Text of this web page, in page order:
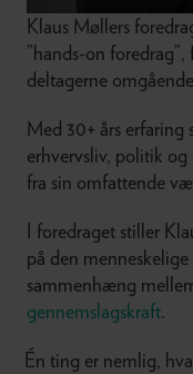
Klaus Møllers
”hands-on
deltagerne
Med 30+ års erfaring
erhvervsliv, politik
fra sin omfattende
I foredraget stiller
på den
sammenhæng
gennemslagskraft.
Én ting er nemlig,